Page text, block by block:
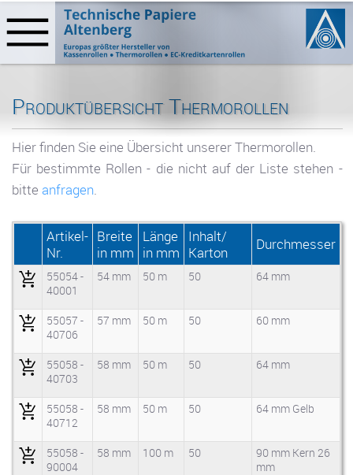
Produktübersicht Thermorollen
Hier finden Sie eine Übersicht unserer Thermorollen.
Für bestimmte Rollen - die nicht auf der Liste stehen -
bitte anfragen.
Artikel-
Nr.
Breite
in mm
Länge
in mm
Inhalt/
Karton
Durchmesser
55054 -
40001
54 mm 50 m 50 64 mm
55057 -
40706
57 mm 50 m 50 60 mm
55058 -
40703
58 mm 50 m 50 64 mm
55058 -
40712
58 mm 50 m 50 64 mm Gelb
55058 -
90004
58 mm 100 m 50
90 mm Kern 26
mm